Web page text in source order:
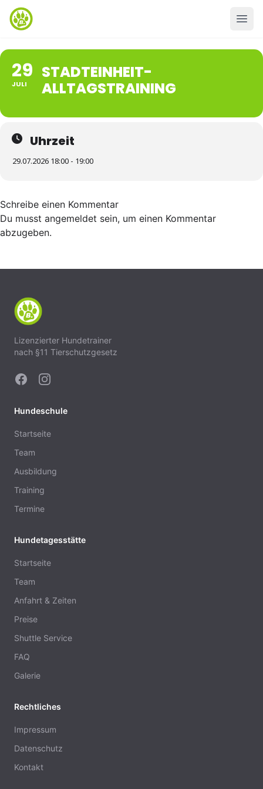
29
JULI
STADTEINHEIT-
ALLTAGSTRAINING
Uhrzeit
29.07.2026 18:00 - 19:00
Schreibe einen Kommentar
Du musst angemeldet sein, um einen Kommentar
abzugeben.
Lizenzierter Hundetrainer
nach §11 Tierschutzgesetz
Hundeschule
Startseite
Team
Ausbildung
Training
Termine
Hundetagesstätte
Startseite
Team
Anfahrt & Zeiten
Preise
Shuttle Service
FAQ
Galerie
Rechtliches
Impressum
Datenschutz
Kontakt